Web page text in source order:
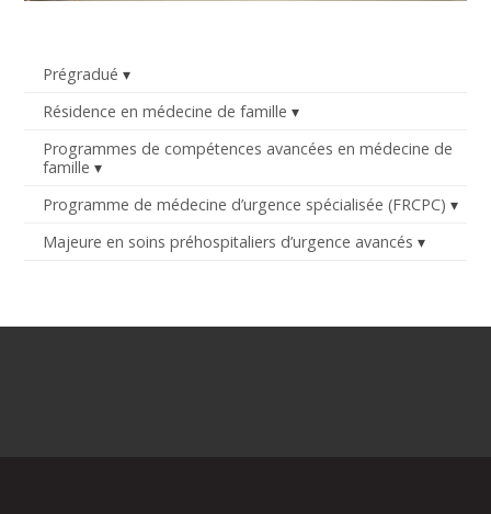
Prégradué
Résidence en médecine de famille
Programmes de compétences avancées en médecine de
famille
Programme de médecine d’urgence spécialisée (FRCPC)
Majeure en soins préhospitaliers d’urgence avancés